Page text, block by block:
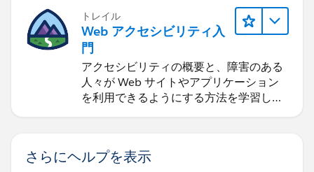
トレイル
Web アクセシビリティ入
門
アクセシビリティの概要と、障害のある
人々が Web サイトやアプリケーション
を利用できるようにする方法を学習しま
す。
さらにヘルプを表示